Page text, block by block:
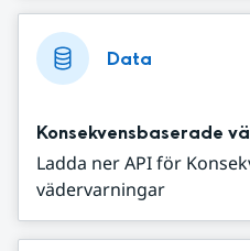
Data
Konsekvensbaserade
Ladda ner API för
vädervarningar